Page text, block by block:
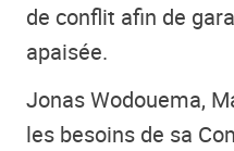
de conflit afin de
apaisée.
Jonas Wodouema,
les besoins de sa